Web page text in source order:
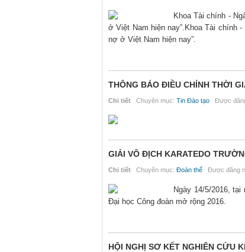
Khoa Tài chính -
ở Việt Nam hiện nay”.Khoa Tài chính
nợ ở Việt Nam hiện nay”.
THÔNG BÁO ĐIỀU CHỈNH THỜI
Chi tiết Chuyên mục: Tin Đào tạo Được
GIẢI VÔ ĐỊCH KARATEDO
Chi tiết Chuyên mục: Đoàn thể Được đăng
Ngày 14/5/2016,
Đại học Công đoàn mở rộng 2016.
HỘI NGHỊ SƠ KẾT NGHIÊN CỨU